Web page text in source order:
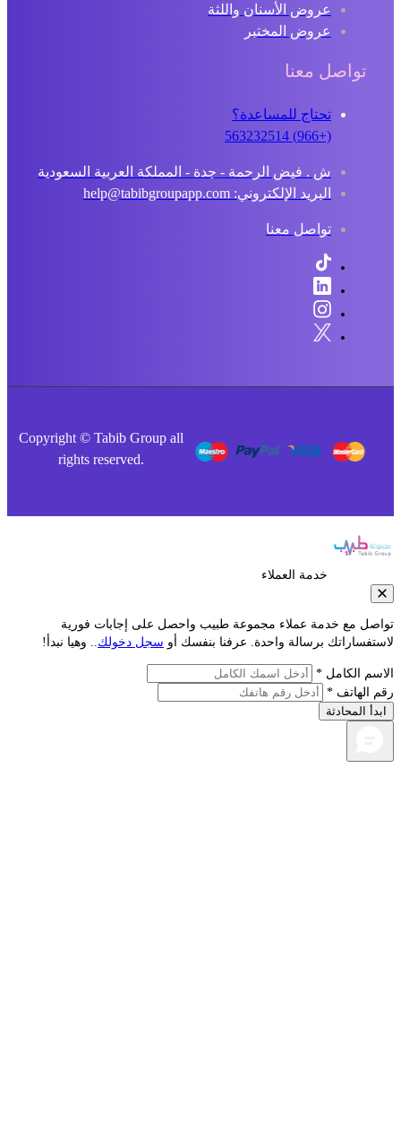
عروض الأسنان واللثة
عروض المختبر
تواصل معنا
تحتاج للمساعدة؟
ش . فيض الرحمة - جدة - المملكة العربية السعودية
البريد الإلكتروني: help@tabibgroupapp.com
تواصل معنا
Copyright © Tabib Group all
rights reserved.
خدمة العملاء
مع خدمة عملاء مجموعة طبيب واحصل على إجابات فورية
برسالة واحدة. عرفنا بنفسك أوسجل دخولك.. وهيا نبدأ!
الكامل *
الهاتف *
المحادثة